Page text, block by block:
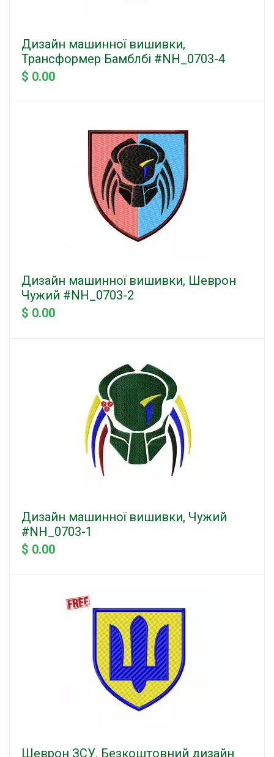
Дизайн машинної вишивки,
Трансформер Бамблбі #NH_0703-4
$ 0.00
Дизайн машинної вишивки, Шеврон
Чужий #NH_0703-2
$ 0.00
Дизайн машинної вишивки, Чужий
#NH_0703-1
$ 0.00
Шеврон ЗСУ. Безкоштовний дизайн